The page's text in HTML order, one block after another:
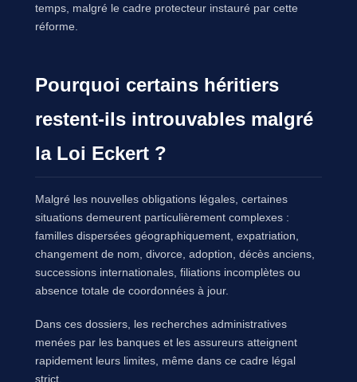
temps, malgré le cadre protecteur instauré par cette
réforme.
Pourquoi certains héritiers
restent-ils introuvables malgré
la Loi Eckert ?
Malgré les nouvelles obligations légales, certaines
situations demeurent particulièrement complexes :
familles dispersées géographiquement, expatriation,
changement de nom, divorce, adoption, décès anciens,
successions internationales, filiations incomplètes ou
absence totale de coordonnées à jour.
Dans ces dossiers, les recherches administratives
menées par les banques et les assureurs atteignent
rapidement leurs limites, même dans ce cadre légal
strict.